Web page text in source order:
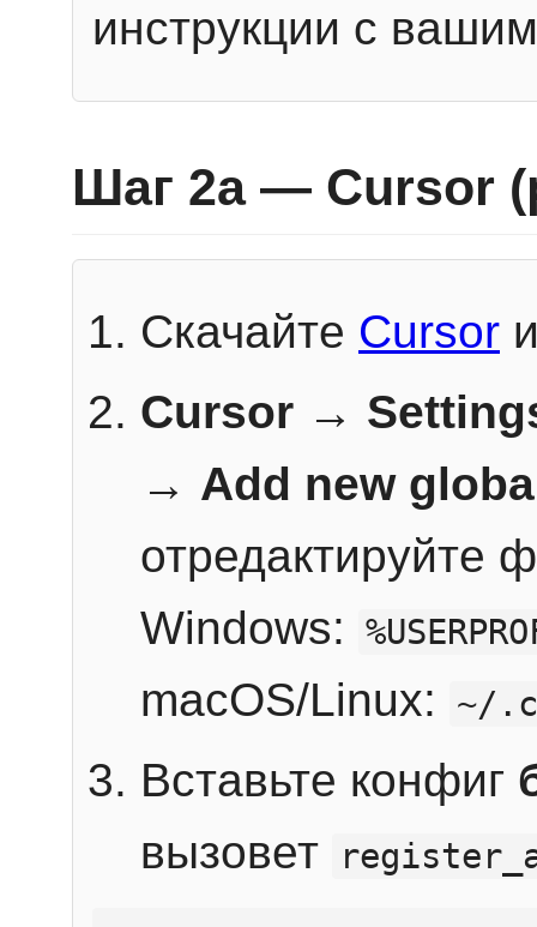
инструкции с
Шаг 2a — Cursor
Скачайте Cursor
Cursor →
→ Add new
отредактируйте
Windows:
macOS/Linux: ~/
Вставьте конфиг
вызовет